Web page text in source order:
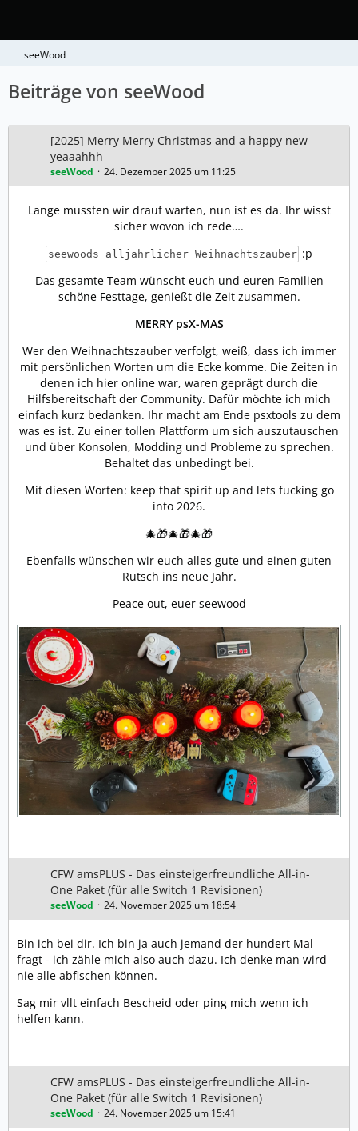
seeWood
Beiträge von seeWood
[2025] Merry Merry Christmas and a happy new
yeaaahhh
seeWood 24. Dezember 2025 um 11:25
Lange mussten wir drauf warten, nun ist es da. Ihr wisst
sicher wovon ich rede….
seewoods alljährlicher Weihnachtszauber :p
Das gesamte Team wünscht euch und euren Familien
schöne Festtage, genießt die Zeit zusammen.
MERRY psX-MAS
Wer den Weihnachtszauber verfolgt, weiß, dass ich immer
mit persönlichen Worten um die Ecke komme. Die Zeiten in
denen ich hier online war, waren geprägt durch die
Hilfsbereitschaft der Community. Dafür möchte ich mich
einfach kurz bedanken. Ihr macht am Ende psxtools zu dem
was es ist. Zu einer tollen Plattform um sich auszutauschen
und über Konsolen, Modding und Probleme zu sprechen.
Behaltet das unbedingt bei.
Mit diesen Worten: keep that spirit up and lets fucking go
into 2026.
🎄🎁🎄🎁🎄🎁
Ebenfalls wünschen wir euch alles gute und einen guten
Rutsch ins neue Jahr.
Peace out, euer seewood
CFW amsPLUS - Das einsteigerfreundliche All-in-
One Paket (für alle Switch 1 Revisionen)
seeWood 24. November 2025 um 18:54
Bin ich bei dir. Ich bin ja auch jemand der hundert Mal
fragt - ich zähle mich also auch dazu. Ich denke man wird
nie alle abfischen können.
Sag mir vllt einfach Bescheid oder ping mich wenn ich
helfen kann.
CFW amsPLUS - Das einsteigerfreundliche All-in-
One Paket (für alle Switch 1 Revisionen)
seeWood 24. November 2025 um 15:41